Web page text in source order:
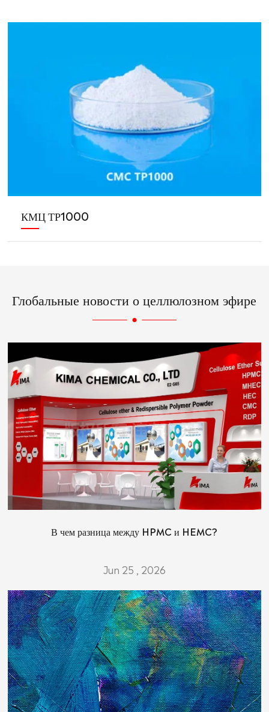
КМЦ ТР1000
Глобальные новости о целлюлозном эфире
В чем разница между HPMC и HEMC?
Jun 25 , 2026